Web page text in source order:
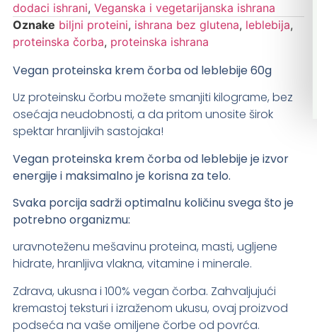
dodaci ishrani, Veganska i vegetarijanska ishrana
Oznake biljni proteini, ishrana bez glutena, leblebija,
proteinska čorba, proteinska ishrana
Vegan proteinska krem čorba od leblebije 60g
Uz proteinsku čorbu možete smanjiti kilograme, bez
osećaja neudobnosti, a da pritom unosite širok
spektar hranljivih sastojaka!
Vegan proteinska krem čorba od leblebije je izvor
energije i maksimalno je korisna za telo.
Svaka porcija sadrži optimalnu količinu svega što je
potrebno organizmu:
uravnoteženu mešavinu proteina, masti, ugljene
hidrate, hranljiva vlakna, vitamine i minerale.
Zdrava, ukusna i 100% vegan čorba. Zahvaljujući
kremastoj teksturi i izraženom ukusu, ovaj proizvod
podseća na vaše omiljene čorbe od povrća.